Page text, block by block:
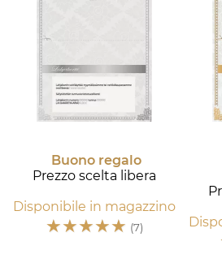
Buono regalo
Prezzo scelta libera
Disponibile in magazzino
☆☆☆☆☆ (7)